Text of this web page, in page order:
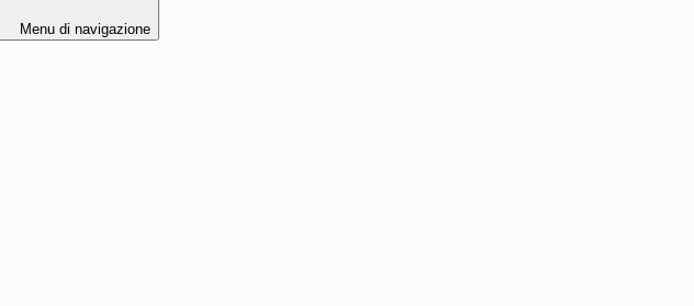
Menu di navigazione